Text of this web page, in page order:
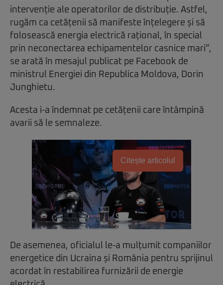
intervenție ale operatorilor de distribuție. Astfel,
rugăm ca cetățenii să manifeste înțelegere și să
folosească energia electrică rațional, în special
prin neconectarea echipamentelor casnice mari”,
se arată în mesajul publicat pe Facebook de
ministrul Energiei din Republica Moldova, Dorin
Junghietu.
Acesta i-a îndemnat pe cetățenii care întâmpină
avarii să le semnaleze.
Citește articolul
De asemenea, oficialul le-a mulțumit companiilor
energetice din Ucraina și România pentru sprijinul
acordat în restabilirea furnizării de energie